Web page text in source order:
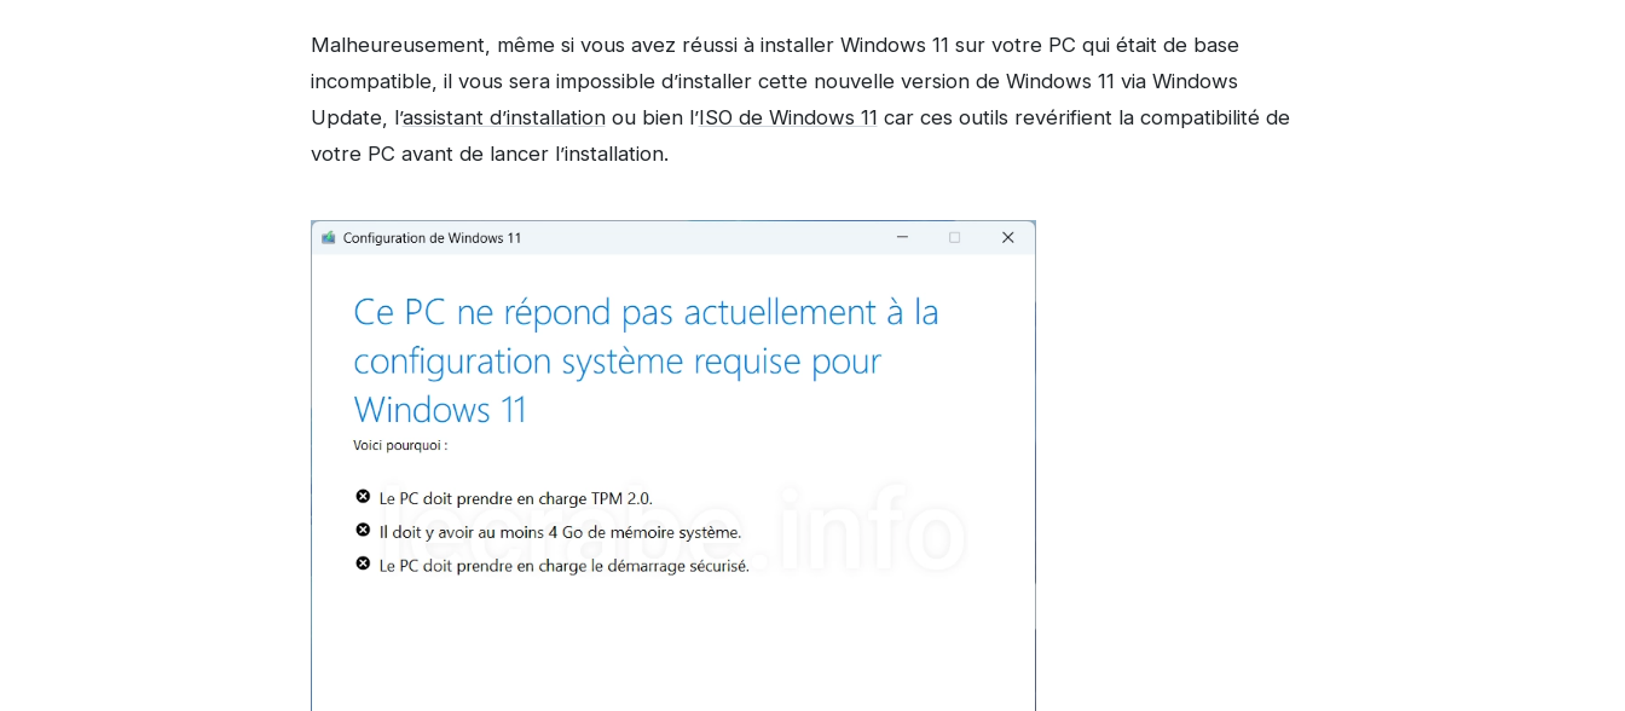
Malheureusement, même si vous avez réussi à installer Windows 11 sur votre PC qui était de base
incompatible, il vous sera impossible d’installer cette nouvelle version de Windows 11 via Windows
Update, l’assistant d’installationou bien l’ISO de Windows 11 car ces outils revérifient la compatibilité de
votre PC avant de lancer l’installation.